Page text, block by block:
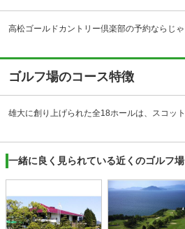
ゴルフ場のコース特徴
一緒に良く見られている近くのゴルフ場